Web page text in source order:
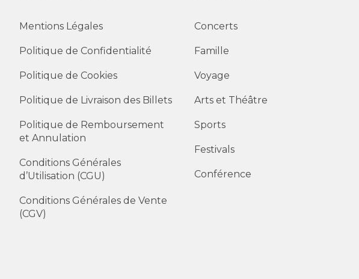
Mentions Légales
Politique de Confidentialité
Politique de Cookies
Politique de Livraison des Billets
Politique de Remboursement
et Annulation
Conditions Générales
d’Utilisation (CGU)
Conditions Générales de Vente
(CGV)
Concerts
Famille
Voyage
Arts et Théâtre
Sports
Festivals
Conférence